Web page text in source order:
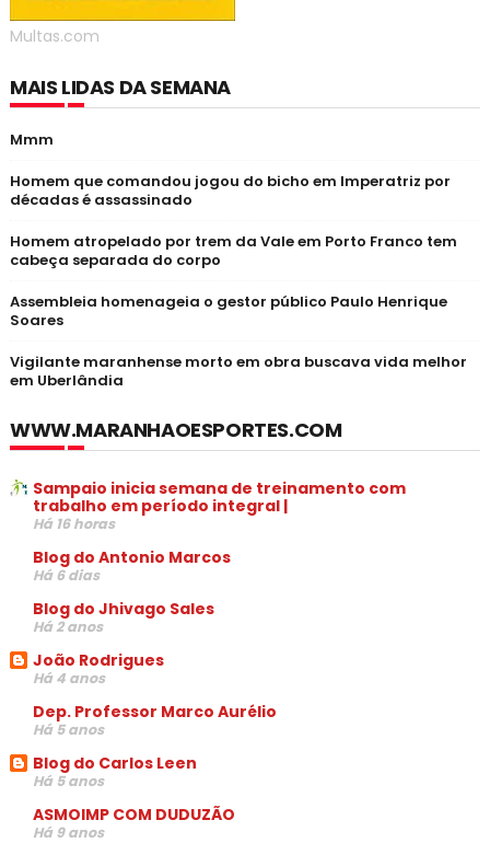
Multas.com
MAIS LIDAS DA SEMANA
Mmm
Homem que comandou jogou do bicho em Imperatriz por
décadas é assassinado
Homem atropelado por trem da Vale em Porto Franco tem
cabeça separada do corpo
Assembleia homenageia o gestor público Paulo Henrique
Soares
Vigilante maranhense morto em obra buscava vida melhor
em Uberlândia
WWW.MARANHAOESPORTES.COM
Sampaio inicia semana de treinamento com
trabalho em período integral |
Há 16 horas
Blog do Antonio Marcos
Há 6 dias
Blog do Jhivago Sales
Há 2 anos
João Rodrigues
Há 4 anos
Dep. Professor Marco Aurélio
Há 5 anos
Blog do Carlos Leen
Há 5 anos
ASMOIMP COM DUDUZÃO
Há 9 anos